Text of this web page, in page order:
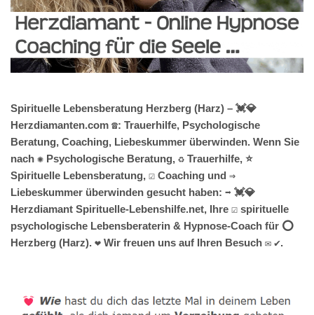
Spirituelle Lebensberatung Herzberg (Harz) – 💓️💎
Herzdiamanten.com ☎️: Trauerhilfe, Psychologische
Beratung, Coaching, Liebeskummer überwinden. Wenn Sie
nach ✺ Psychologische Beratung, ♻ Trauerhilfe, ⭐
Spirituelle Lebensberatung, ☑️ Coaching und ⇒
Liebeskummer überwinden gesucht haben: ➡️ 💓️💎
Herzdiamant Spirituelle-Lebenshilfe.net, Ihre ☑️ spirituelle
psychologische Lebensberaterin & Hypnose-Coach für ⭕
Herzberg (Harz). ❤ Wir freuen uns auf Ihren Besuch ✉ ✔.